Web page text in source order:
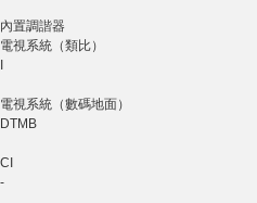
內置調諧器
電視系統（類比）
I
電視系統（數碼地面）
DTMB
CI
-